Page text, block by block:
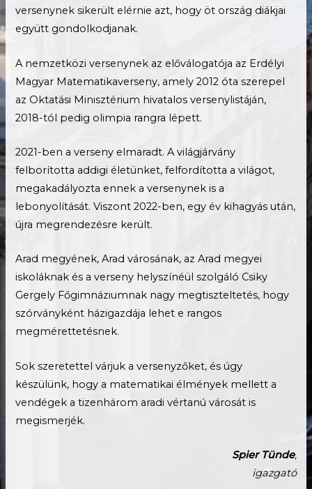
versenynek sikerült elérnie azt, hogy öt ország diákjai
együtt gondolkodjanak.
A nemzetközi versenynek az előválogatója az Erdélyi
Magyar Matematikaverseny, amely 2012 óta szerepel
az Oktatási Minisztérium hivatalos versenylistáján,
2018-tól pedig olimpia rangra lépett.
2021-ben a verseny elmaradt. A világjárvány
felborította addigi életünket, felfordította a világot,
megakadályozta ennek a versenynek is a
lebonyolítását. Viszont 2022-ben, egy év kihagyás után,
újra megrendezésre került.
Arad megyének, Arad városának, az Arad megyei
iskoláknak és a verseny helyszínéül szolgáló Csiky
Gergely Főgimnáziumnak nagy megtiszteltetés, hogy
szórványként házigazdája lehet e rangos
megmérettetésnek.
Sok szeretettel várjuk a versenyzőket, és úgy
készülünk, hogy a matematikai élmények mellett a
vendégek a tizenhárom aradi vértanú városát is
megismerjék.
Spier Tünde,
igazgató